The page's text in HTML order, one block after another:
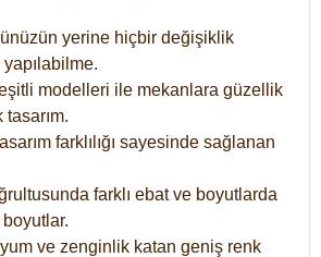
yerine hiçbir değişiklik
modelleri ile mekanlara güzellik
farklılığı sayesinde sağlanan
farklı ebat ve boyutlarda
ve zenginlik katan geniş renk